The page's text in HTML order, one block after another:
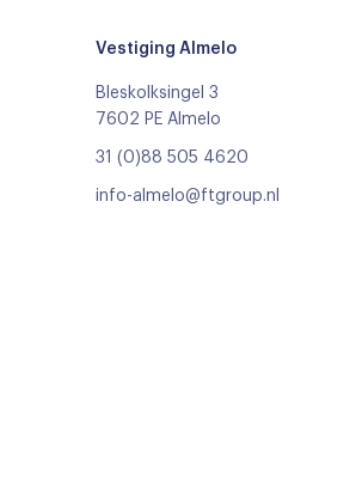
Vestiging Almelo
Bleskolksingel 3
7602 PE Almelo
31 (0)88 505 4620
info-almelo@ftgroup.nl